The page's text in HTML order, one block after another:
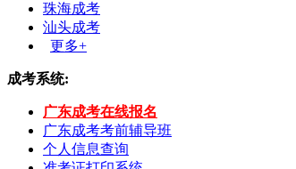
珠海成考
汕头成考
更多+
成考系统:
广东成考在线报名
广东成考考前辅导班
个人信息查询